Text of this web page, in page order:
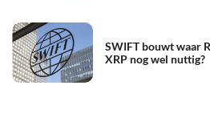
SWIFT bouwt waar
XRP nog wel nuttig?